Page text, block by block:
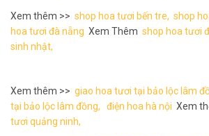
Xem thêm >> shop hoa tươi bến tre, shop
hoa tươi đà nẵng Xem Thêm shop hoa tươi
sinh nhật,
Xem thêm >> giao hoa tươi tại bảo lộc lâm
tại bảo lộc lâm đồng,
điện hoa hà nội Xem
tươi quảng ninh,